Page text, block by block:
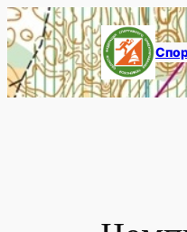
Перейти
к
содержимому